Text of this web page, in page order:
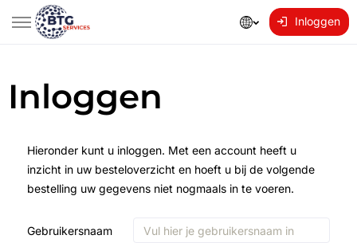
Inloggen
Inloggen
Hieronder kunt u inloggen. Met een account heeft u
inzicht in uw besteloverzicht en hoeft u bij de volgende
bestelling uw gegevens niet nogmaals in te voeren.
Gebruikersnaam